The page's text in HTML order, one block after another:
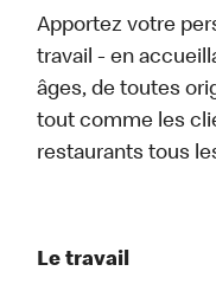
Apportez votre
travail - en
âges, de toutes
tout comme les
restaurants tous
Le travail